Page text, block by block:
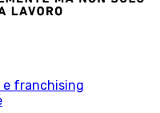
e franchising